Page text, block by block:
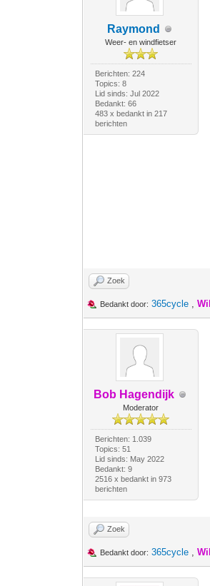
Raymond
Weer- en windfietser
Berichten: 224
Topics: 8
Lid sinds: Jul 2022
Bedankt: 66
483 x bedankt in 217
berichten
Zoek
Bedankt door: 365cycle ,
Bob Hagendijk
Moderator
Berichten: 1.039
Topics: 51
Lid sinds: May 2022
Bedankt: 9
2516 x bedankt in 973
berichten
Zoek
Bedankt door: 365cycle ,